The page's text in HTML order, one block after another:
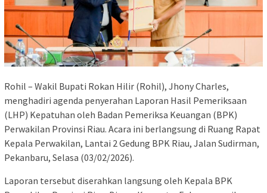
Rohil – Wakil Bupati Rokan Hilir (Rohil), Jhony Charles,
menghadiri agenda penyerahan Laporan Hasil Pemeriksaan
(LHP) Kepatuhan oleh Badan Pemeriksa Keuangan (BPK)
Perwakilan Provinsi Riau. Acara ini berlangsung di Ruang Rapat
Kepala Perwakilan, Lantai 2 Gedung BPK Riau, Jalan Sudirman,
Pekanbaru, Selasa (03/02/2026).
Laporan tersebut diserahkan langsung oleh Kepala BPK